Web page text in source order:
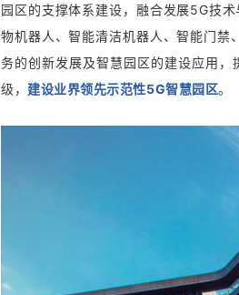
园区的支撑体系建设，融合发展5G技
物机器人、智能清洁机器人、智能门禁
务的创新发展及智慧园区的建设应用
级， 建设业界领先示范性5G智慧园区。